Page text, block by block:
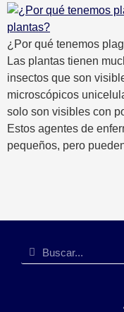
¿Por qué tenemos
Las plantas tienen
insectos que son
microscópicos
solo son visibles con
Estos agentes de
pequeños, pero